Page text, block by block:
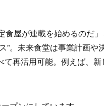
屋が連載を始めるのだ
”。未来食堂は事業計画や
再活用可能。例えば、